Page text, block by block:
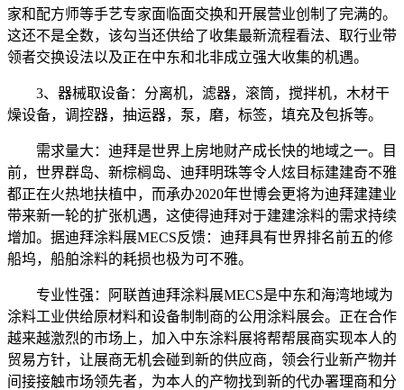
家和配方师等手艺专家面临面交换和开展营业创制了完满的。
这还不是全数，该勾当还供给了收集最新流程看法、取行业带
领者交换设法以及正在中东和北非成立强大收集的机遇。
3、器械取设备：分离机，滤器，滚筒，搅拌机，木材干
燥设备，调控器，抽运器，泵，磨，标签，填充及包拆等。
需求量大：迪拜是世界上房地财产成长快的地域之一。目
前，世界群岛、新棕榈岛、迪拜明珠等令人炫目标建建奇不雅
都正在火热地扶植中，而承办2020年世博会更将为迪拜建建业
带来新一轮的扩张机遇，这使得迪拜对于建建涂料的需求持续
增加。据迪拜涂料展MECS反馈：迪拜具有世界排名前五的修
船坞，船舶涂料的耗损也极为可不雅。
专业性强：阿联酋迪拜涂料展MECS是中东和海湾地域为
涂料工业供给原材料和设备制制商的公用涂料展会。正在合作
越来越激烈的市场上，加入中东涂料展将帮帮展商实现本人的
贸易方针，让展商无机会碰到新的供应商，领会行业新产物并
间接接触市场领先者，为本人的产物找到新的代办署理商和分